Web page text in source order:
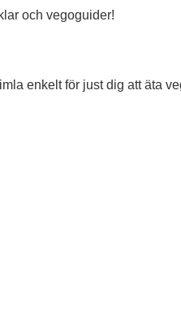
och vegoguider!
enkelt för just dig att äta